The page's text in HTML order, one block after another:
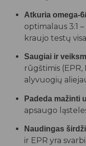
Atkuria omega-
optimalaus 3:1
kraujo testų
Saugiai ir
rūgštimis (EPR,
alyvuogių
Padeda mažinti
apsaugo
Naudingas
ir EPR yra